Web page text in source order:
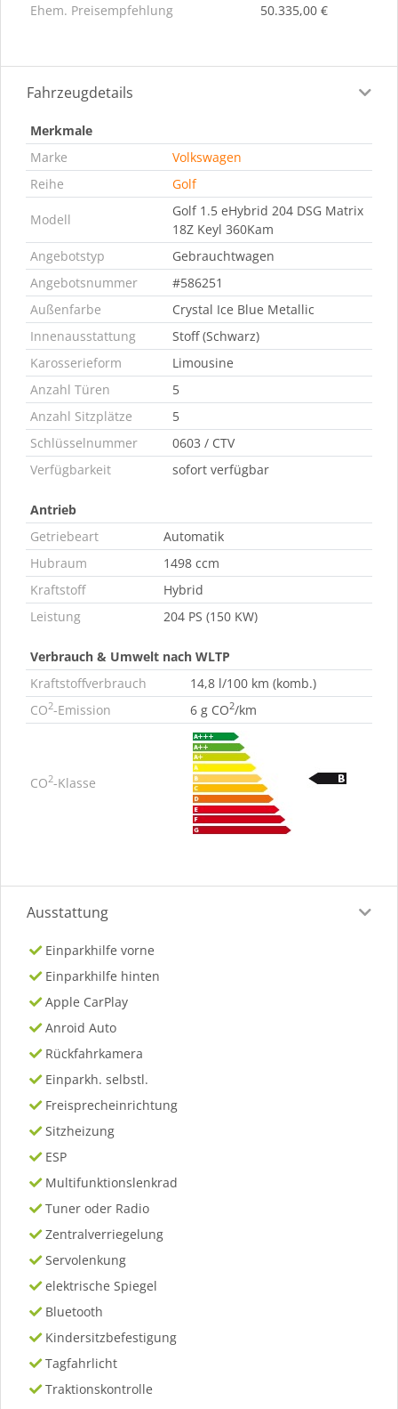
Ehem. Preisempfehlung
50.335,00 €
Fahrzeugdetails
Merkmale
Marke
Volkswagen
Reihe
Golf
Modell
Golf 1.5 eHybrid 204 DSG Matrix
18Z Keyl 360Kam
Angebotstyp
Gebrauchtwagen
Angebotsnummer
#586251
Außenfarbe
Crystal Ice Blue Metallic
Innenausstattung
Stoff (Schwarz)
Karosserieform
Limousine
Anzahl Türen
5
Anzahl Sitzplätze
5
Schlüsselnummer
0603 / CTV
Verfügbarkeit
sofort verfügbar
Antrieb
Getriebeart
Automatik
Hubraum
1498 ccm
Kraftstoff
Hybrid
Leistung
204 PS (150 KW)
Verbrauch & Umwelt nach WLTP
Kraftstoffverbrauch
14,8 l/100 km (komb.)
CO2-Emission 6 g CO2/km
CO2-Klasse
Ausstattung
Einparkhilfe vorne
Einparkhilfe hinten
Apple CarPlay
Anroid Auto
Rückfahrkamera
Einparkh. selbstl.
Freisprecheinrichtung
Sitzheizung
ESP
Multifunktionslenkrad
Tuner oder Radio
Zentralverriegelung
Servolenkung
elektrische Spiegel
Bluetooth
Kindersitzbefestigung
Tagfahrlicht
Traktionskontrolle